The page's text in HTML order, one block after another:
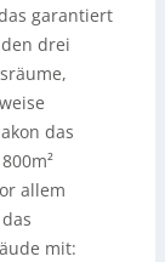
garantiert
drei
das
allem
mit: